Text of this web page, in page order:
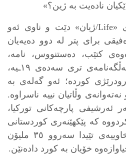
نادەیت بە ژین؟»
ژین لە کوردیدا بە واتای «Life/ژیان» دێت و ناوی ئەو
برای پتر لە دوو دەیەیان
کتێب، دەستنووس، نامە،
یادداشت، بیرەوەری و بەڵگەنامەی تری سەدەی ١٩ـیە،
کوردە؛ ئەو گەلەی بە
وڵاتیان نییە ناسراوە.
ئەرشیفی پارچەکانی تورکیا،
کە پێکهێنەری کوردستانی
گەورەن؛ ئەو ناوچە شاخاوییەی تێیدا سەروو ٣٥ ملیۆن
خۆیان بە کورد دادەنێن.